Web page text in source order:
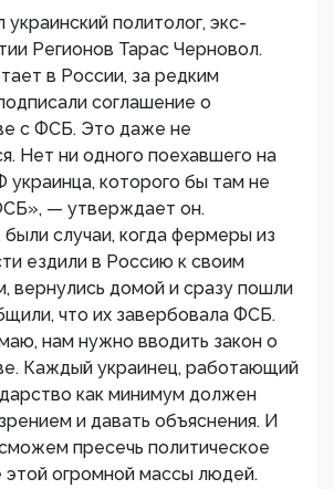
политолог, экс-
Регионов Тарас Черновол.
в России, за редким
соглашение о
с ФСБ. Это даже не
Нет ни одного поехавшего на
украинца, которого бы там не
— утверждает он.
случаи, когда фермеры из
ездили в Россию к своим
вернулись домой и сразу пошли
что их завербовала ФСБ.
нам нужно вводить закон о
Каждый украинец, работающий
как минимум должен
и давать объяснения. И
пресечь политическое
этой огромной массы людей.